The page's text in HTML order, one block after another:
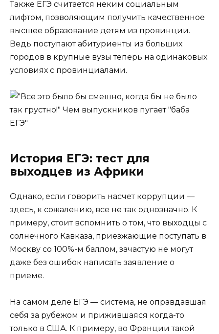
Также ЕГЭ считается неким социальным
лифтом, позволяющим получить качественное
высшее образование детям из провинции.
Ведь поступают абитуриенты из больших
городов в крупные вузы теперь на одинаковых
условиях с провинциалами.
История ЕГЭ: тест для
выходцев из Африки
Однако, если говорить насчет коррупции —
здесь, к сожалению, все не так однозначно. К
примеру, стоит вспомнить о том, что выходцы с
солнечного Кавказа, приезжающие поступать в
Москву со 100%-м баллом, зачастую не могут
даже без ошибок написать заявление о
приеме.
На самом деле ЕГЭ — система, не оправдавшая
себя за рубежом и прижившаяся когда-то
только в США. К примеру, во Франции такой